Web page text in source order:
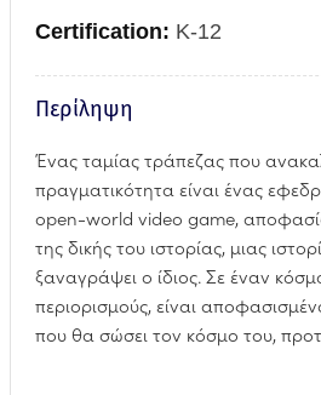
Certification: Κ-12
Περίληψη
Ένας ταμίας τράπεζας που
πραγματικότητα είναι ένας
open-world video game,
της δικής του ιστορίας, μιας
ξαναγράψει ο ίδιος. Σε έναν
περιορισμούς, είναι
που θα σώσει τον κόσμο του,